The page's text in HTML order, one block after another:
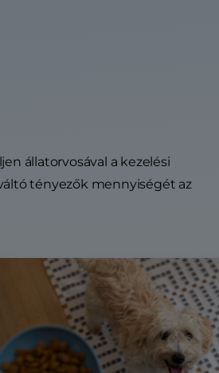
állatorvosával a kezelési
tényezők mennyiségét az